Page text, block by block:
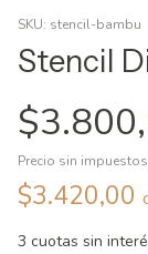
SKU: stencil-bambu
Stencil
Precio sin impuestos
$3.420,00
3 cuotas sin